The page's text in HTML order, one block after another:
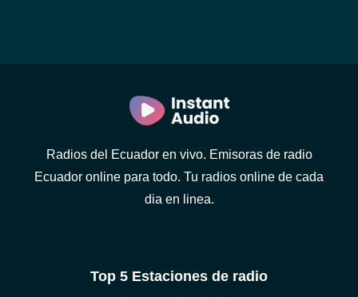
Radios del Ecuador en vivo. Emisoras de radio
Ecuador online para todo. Tu radios online de cada
dia en linea.
Top 5 Estaciones de radio